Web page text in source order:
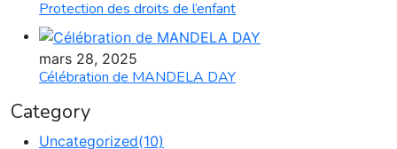
Protection des droits de l’enfant
mars 28, 2025
Célébration de MANDELA DAY
Category
Uncategorized(10)